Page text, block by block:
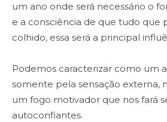
um ano onde será necessário o
e a consciência de que tudo que
colhido, essa será a principal
Podemos caracterizar como um
somente pela sensação externa,
um fogo motivador que nos fará
autoconfiantes.